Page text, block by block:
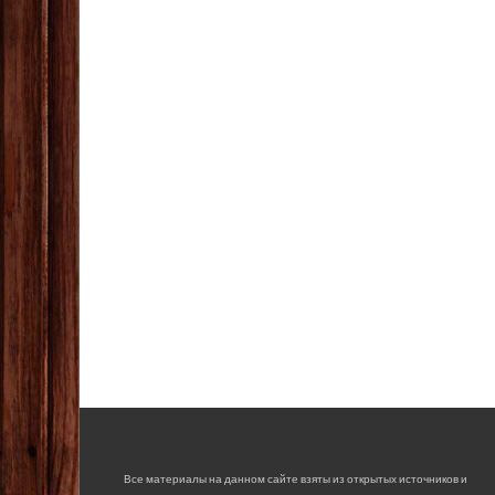
Все материалы на данном сайте взяты из открытых источников и